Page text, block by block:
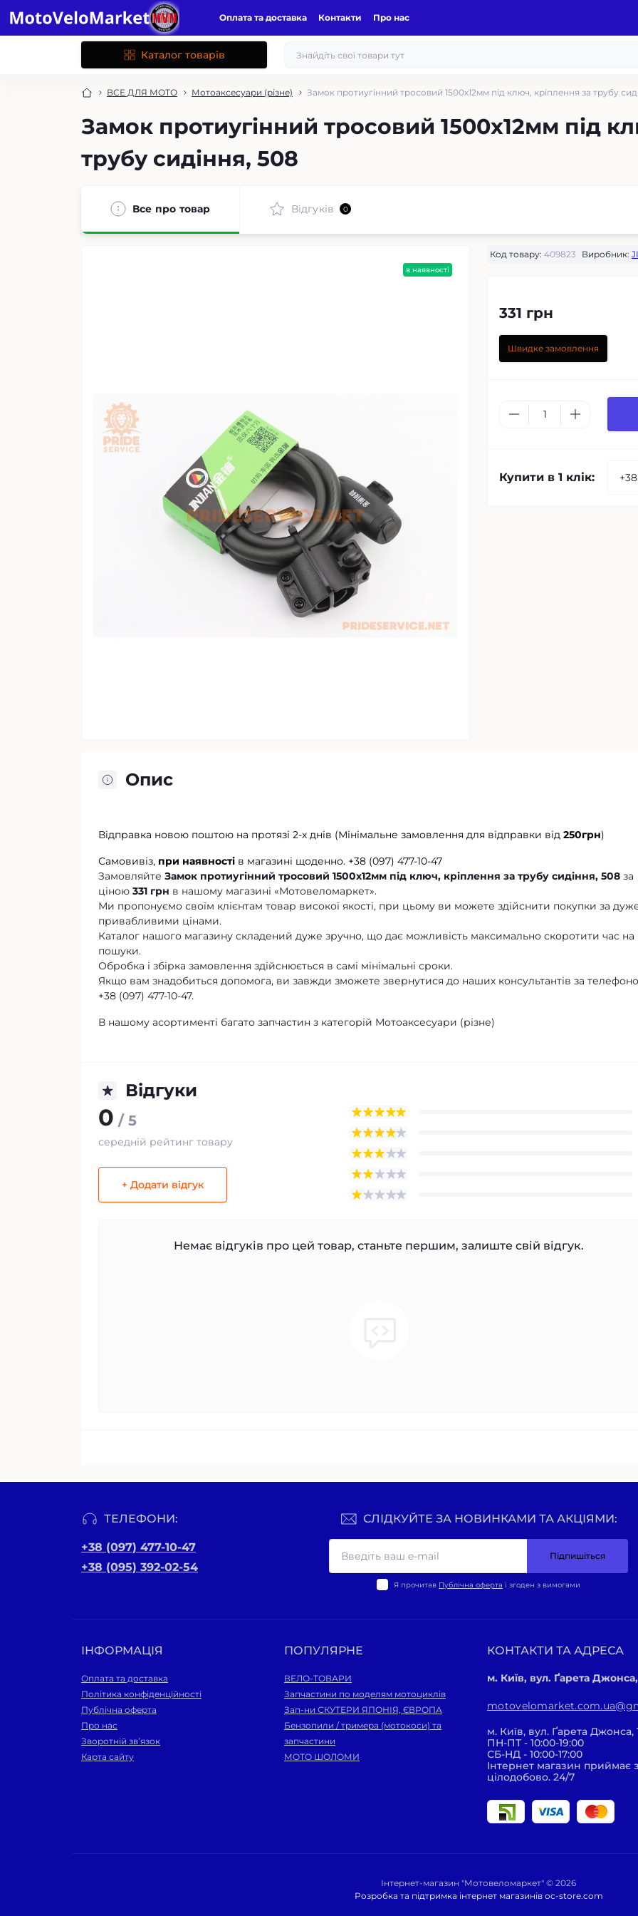
Оплата та доставка Контакти Про нас
Каталог товарів
ВСЕ ДЛЯ МОТО Мотоаксесуари (різне) Замок протиугінний тросовий 1500х12мм під ключ, кріплення за трубу
Замок протиугінний тросовий 1500х12мм під
трубу сидіння, 508
Все про товар Відгуків 0
в наявності
Код товару: 409823 Виробник:
331 грн
Швидке замовлення
Купити в 1 клік:
Опис
Відправка новою поштою на протязі 2-х днів (Мінімальне замовлення для відправки від 250грн)
Самовивіз, при наявності в магазині щоденно. +38 (097) 477-10-47
Замовляйте Замок протиугінний тросовий 1500х12мм під ключ, кріплення за трубу сидіння, 508 за
ціною 331 грн в нашому магазині «Мотовеломаркет».
Ми пропонуємо своїм клієнтам товар високої якості, при цьому ви можете здійснити покупки за
привабливими цінами.
Каталог нашого магазину складений дуже зручно, що дає можливість максимально скоротити час на
пошуки.
Обробка і збірка замовлення здійснюється в самі мінімальні сроки.
Якщо вам знадобиться допомога, ви завжди зможете звернутися до наших консультантів за
+38 (097) 477-10-47.
В нашому асортименті багато запчастин з категорій Мотоаксесуари (різне)
Відгуки
0 / 5
середній рейтинг товару
+ Додати відгук
Немає відгуків про цей товар, станьте першим, залиште свій відгук.
ТЕЛЕФОНИ:
+38 (097) 477-10-47
+38 (095) 392-02-54
СЛІДКУЙТЕ ЗА НОВИНКАМИ ТА АКЦІЯМИ:
Підпишіться
Я прочитав Публічна оферта і згоден з вимогами
ІНФОРМАЦІЯ
Оплата та доставка
Політика конфіденційності
Публічна оферта
Про нас
Зворотній зв’язок
Карта сайту
ПОПУЛЯРНЕ
ВЕЛО-ТОВАРИ
Запчастини по моделям мотоциклів
Зап-ни СКУТЕРИ ЯПОНІЯ, ЄВРОПА
Бензопили / тримера (мотокоси) та
запчастини
МОТО ШОЛОМИ
КОНТАКТИ ТА АДРЕСА
м. Київ, вул. Ґарета Джонса,
м. Київ, вул. Ґарета Джонса,
ПН-ПТ - 10:00-19:00
СБ-НД - 10:00-17:00
Інтернет магазин приймає
цілодобово. 24/7
Інтернет-магазин "Мотовеломаркет" © 2026
Розробка та підтримка інтернет магазинів oc-store.com